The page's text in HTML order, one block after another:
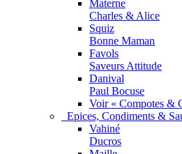
Materne
Charles & Alice
Squiz
Bonne Maman
Favols
Saveurs Attitude
Danival
Paul Bocuse
Voir « Compotes &
Epices, Condiments &
Vahiné
Ducros